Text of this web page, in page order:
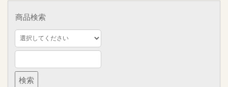
商品検索